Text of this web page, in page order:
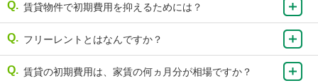
賃貸物件で初期費用を抑えるためには？
フリーレントとはなんですか？
賃貸の初期費用は、家賃の何ヵ月分が相場ですか？